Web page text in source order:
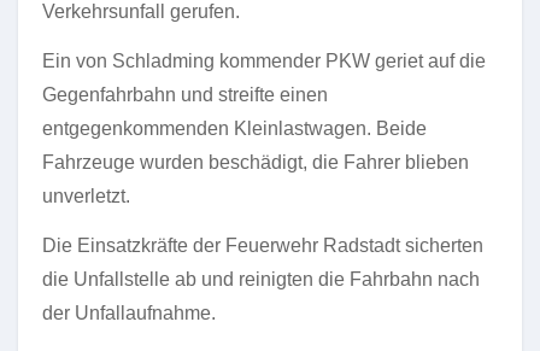
Verkehrsunfall gerufen.
Ein von Schladming kommender PKW geriet auf die
Gegenfahrbahn und streifte einen
entgegenkommenden Kleinlastwagen. Beide
Fahrzeuge wurden beschädigt, die Fahrer blieben
unverletzt.
Die Einsatzkräfte der Feuerwehr Radstadt sicherten
die Unfallstelle ab und reinigten die Fahrbahn nach
der Unfallaufnahme.